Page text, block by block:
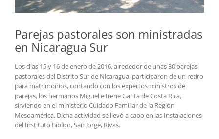
Parejas pastorales son ministradas
en Nicaragua Sur
Los días 15 y 16 de enero de 2016, alrededor de unas 30 parejas
pastorales del Distrito Sur de Nicaragua, participaron de un retiro
para matrimonios, contando con los expertos ministros de
parejas, los hermanos Miguel e Irene Garita de Costa Rica,
sirviendo en el ministerio Cuidado Familiar de la Región
Mesoamérica. Dicha actividad se llevó a cabo en las Instalaciones
del Instituto Bíblico, San Jorge, Rivas.